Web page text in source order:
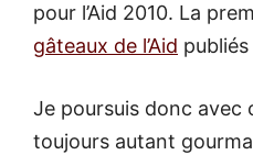
pour l’Aid 2010. La
gâteaux de l’Aid
Je poursuis donc avec
toujours autant